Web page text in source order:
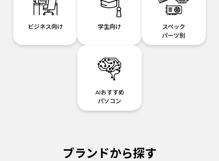
ビジネス向け 学生向け
スペック
パーツ別
AIおすすめ
パソコン
ブランドから探す